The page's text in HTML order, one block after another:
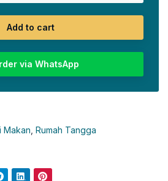
Add to cart
via WhatsApp
Makan Rumah Tangga